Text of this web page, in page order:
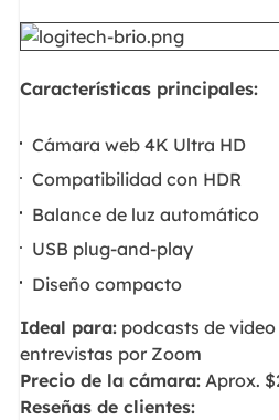
Características principales:
Cámara web 4K Ultra HD
Compatibilidad con HDR
Balance de luz automático
USB plug-and-play
Diseño compacto
Ideal para:podcasts de video
entrevistas por Zoom
Precio de la cámara:Aprox.
Reseñas de clientes: